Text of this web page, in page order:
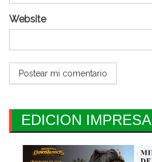
Website
EDICION IMPRESA